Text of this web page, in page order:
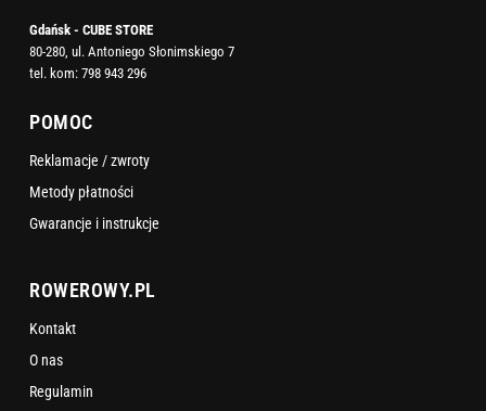
Gdańsk - CUBE STORE
80-280, ul. Antoniego Słonimskiego 7
tel. kom: 798 943 296
POMOC
Reklamacje / zwroty
Metody płatności
Gwarancje i instrukcje
ROWEROWY.PL
Kontakt
O nas
Regulamin